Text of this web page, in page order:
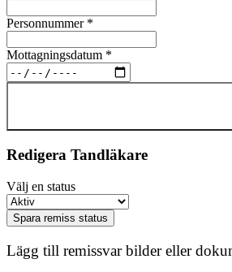
Personnummer *
Mottagningsdatum *
Redigera Tandläkare
Välj en status
Spara remiss status
Lägg till remissvar bilder eller